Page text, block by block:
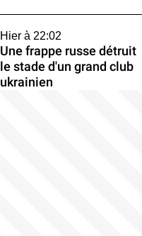
Hier à 22:02
Une frappe russe détruit
le stade d'un grand club
ukrainien